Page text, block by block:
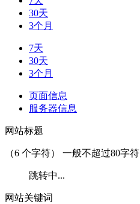
30天
3个月
7天
30天
3个月
页面信息
服务器信息
网站标题
（6 个字符） 一般不超过80字符
跳转中...
网站关键词